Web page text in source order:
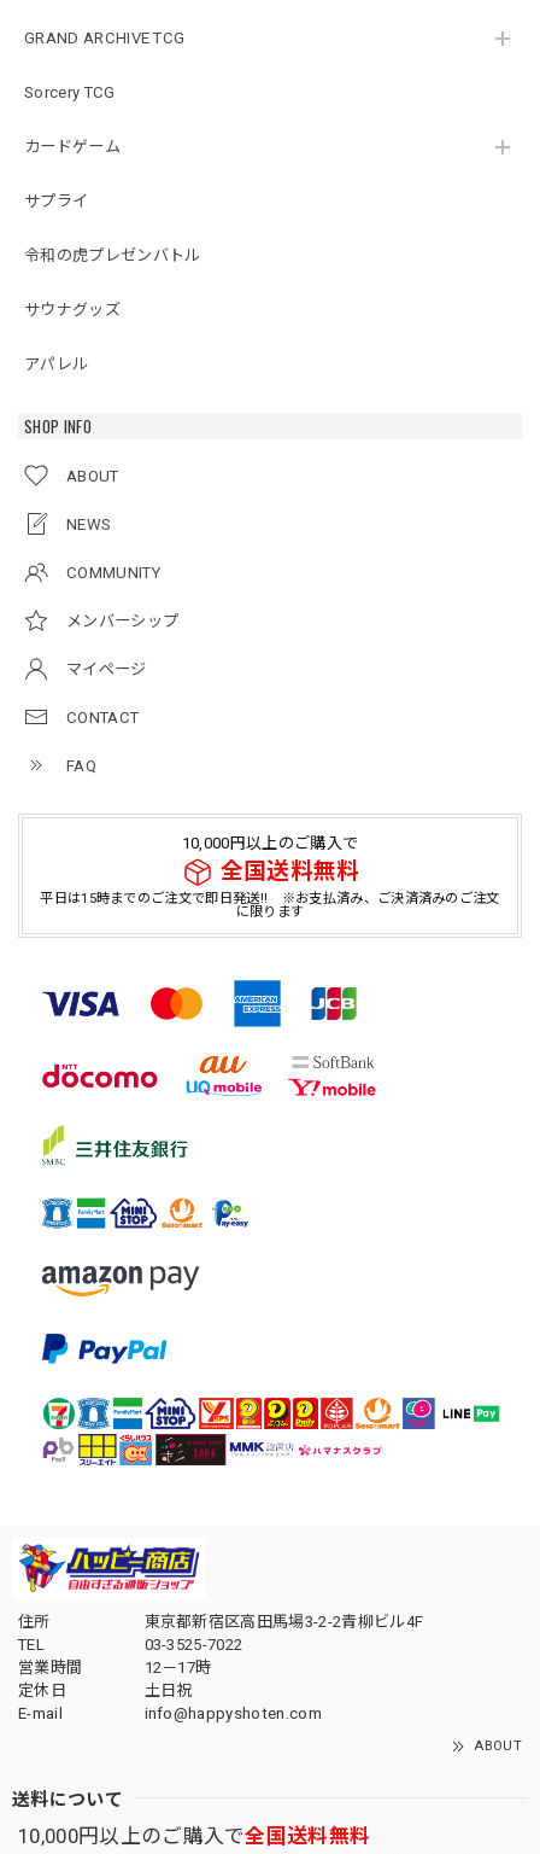
GRAND ARCHIVE TCG
Sorcery TCG
カードゲーム
サプライ
令和の虎プレゼンバトル
サウナグッズ
アパレル
SHOP INFO
ABOUT
NEWS
COMMUNITY
メンバーシップ
マイページ
CONTACT
FAQ
10,000円以上のご購入で
全国送料無料
平日は15時までのご注文で即日発送!! ※お支払済み、ご決済済みのご注文
に限ります
住所
東京都新宿区高田馬場3-2-2青柳ビル4F
TEL
03-3525-7022
営業時間
12－17時
定休日
土日祝
E-mail
info@happyshoten.com
ABOUT
送料について
10,000円以上のご購入で全国送料無料